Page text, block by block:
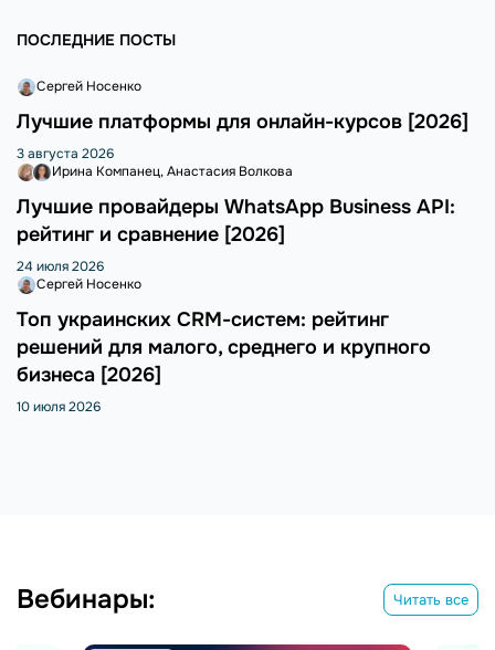
ПОСЛЕДНИЕ ПОСТЫ
Сергей Носенко
Лучшие платформы для онлайн-курсов [2026]
3 августа 2026
Ирина Компанец Анастасия Волкова
Лучшие провайдеры WhatsApp Business API:
рейтинг и сравнение [2026]
24 июля 2026
Сергей Носенко
Топ украинских CRM-систем: рейтинг
решений для малого, среднего и крупного
бизнеса [2026]
10 июля 2026
Вебинары: Читать все